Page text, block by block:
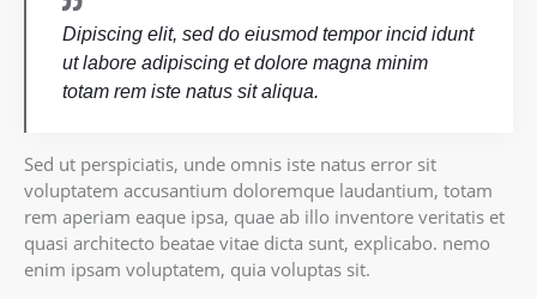
Dipiscing elit, sed do eiusmod tempor incid idunt
ut labore adipiscing et dolore magna minim
totam rem iste natus sit aliqua.
Sed ut perspiciatis, unde omnis iste natus error sit
voluptatem accusantium doloremque laudantium, totam
rem aperiam eaque ipsa, quae ab illo inventore veritatis et
quasi architecto beatae vitae dicta sunt, explicabo. nemo
enim ipsam voluptatem, quia voluptas sit.